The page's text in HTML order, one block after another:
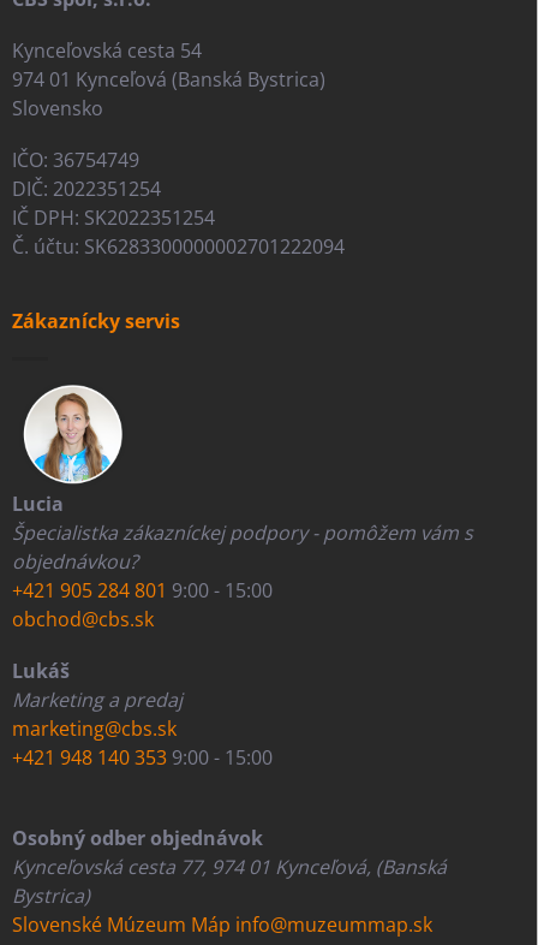
Kynceľovská cesta 54
974 01 Kynceľová (Banská Bystrica)
Slovensko
IČO: 36754749
DIČ: 2022351254
IČ DPH: SK2022351254
Č. účtu: SK6283300000002701222094
Zákaznícky servis
Lucia
Špecialistka zákazníckej podpory - pomôžem vám s
objednávkou?
+421 905 284 801 9:00 - 15:00
obchod@cbs.sk
Lukáš
Marketing a predaj
marketing@cbs.sk
+421 948 140 353 9:00 - 15:00
Osobný odber objednávok
Kynceľovská cesta 77, 974 01 Kynceľová, (Banská
Bystrica)
Slovenské Múzeum Máp info@muzeummap.sk